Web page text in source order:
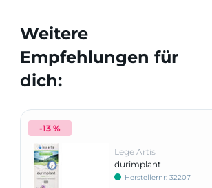
Weitere
Empfehlungen für
dich:
-13 %
Lege Artis
durimplant
Herstellernr: 32207